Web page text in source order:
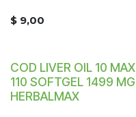
$ 9,00
COD LIVER OIL 10 MAX
110 SOFTGEL 1499 MG
HERBALMAX